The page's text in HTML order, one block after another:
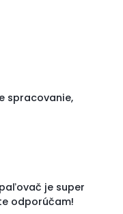
spracovanie,
je super
odporúčam!